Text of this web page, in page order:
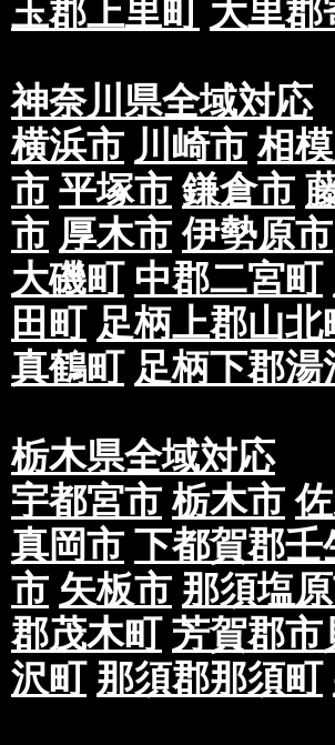
玉郡上里町 大里郡
神奈川県全域対応
横浜市 川崎市 相
市 平塚市 鎌倉市
市 厚木市 伊勢原市
大磯町 中郡二宮町
田町 足柄上郡山北
真鶴町 足柄下郡湯
栃木県全域対応
宇都宮市 栃木市
真岡市 下都賀郡壬
市 矢板市 那須塩
郡茂木町 芳賀郡市
沢町 那須郡那須町